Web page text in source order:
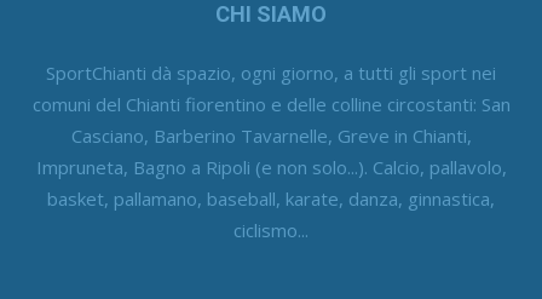
CHI SIAMO
SportChianti dà spazio, ogni giorno, a tutti gli sport nei
comuni del Chianti fiorentino e delle colline circostanti: San
Casciano, Barberino Tavarnelle, Greve in Chianti,
Impruneta, Bagno a Ripoli (e non solo...). Calcio, pallavolo,
basket, pallamano, baseball, karate, danza, ginnastica,
ciclismo...